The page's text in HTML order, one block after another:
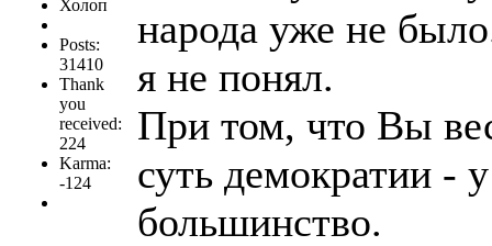
Холоп
Posts:
31410
Thank
you
received:
224
Karma:
-124
народа уже не
я не понял.
При том, что Вы
суть демократии -
большинство.